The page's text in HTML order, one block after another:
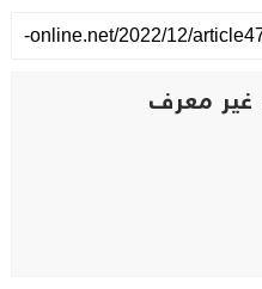
غير معرف